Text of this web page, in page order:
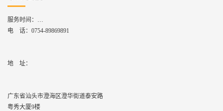
服务时间：
周一到周六,8：30 - 17：30
电 话： 0754-89869891
地    址：
广东省汕头市澄海区澄华街道泰安路
粤秀大厦9楼